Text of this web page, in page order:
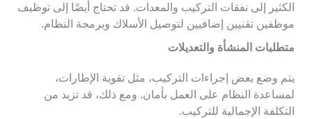
الكثير إلى نفقات التركيب والمعدات. قد تحتاج أيضًا إلى توظيف
موظفين تقنيين إضافيين لتوصيل الأسلاك وبرمجة النظام.
متطلبات المنشأة والتعديلات
يتم وضع بعض إجراءات التركيب، مثل تقوية الإطارات،
لمساعدة النظام على العمل بأمان. ومع ذلك، قد تزيد من
التكلفة الإجمالية للتركيب.